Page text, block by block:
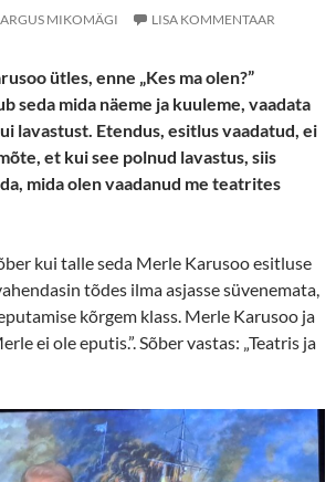
MIKOMÄGI LISA KOMMENTAAR
ütles, enne „Kes ma olen?”
seda mida näeme ja kuuleme, vaadata
lavastust. Etendus, esitlus vaadatud, ei
et kui see polnud lavastus, siis
mida olen vaadanud me teatrites
kui talle seda Merle Karusoo esitluse
tõdes ilma asjasse süvenemata,
kõrgem klass. Merle Karusoo ja
ei ole eputis.”. Sõber vastas: „Teatris ja